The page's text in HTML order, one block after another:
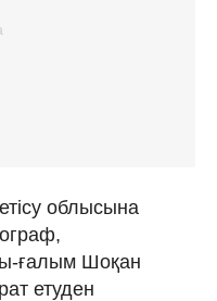
облысына
ғалым Шоқан
етуден